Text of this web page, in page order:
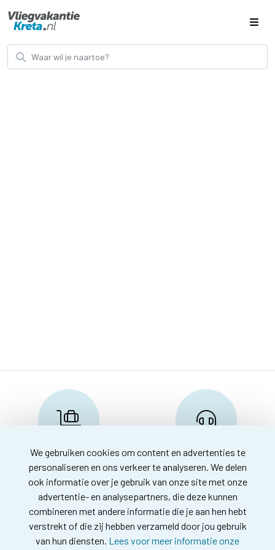
Reserveren en info
info@travelnoord.nl
Klantenservice
088-0580500
We gebruiken cookies om content en advertenties te
personaliseren en ons verkeer te analyseren. We delen
ook informatie over je gebruik van onze site met onze
advertentie- en analysepartners, die deze kunnen
combineren met andere informatie die je aan hen hebt
verstrekt of die zij hebben verzameld door jou gebruik
van hun diensten. Lees voor meer informatie onze